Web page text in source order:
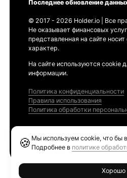
Последнее обновление
© 2017 - 2026 Holder.io | Все
Не оказывает финансовых
представленная на сайте
характер.
На сайте используются cookie
информации.
Политика конфиденциальности
Правила использования
Политика обработки
🍪 Мы используем cookie, что бы
Подробнее в политике
Хорошо
Ethereum GAS Tracker